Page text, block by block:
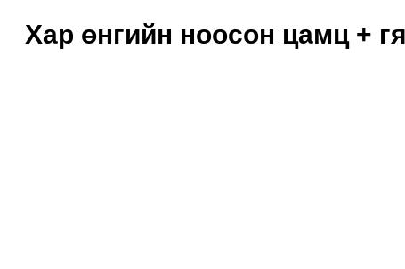
Хар өнгийн ноосон цамц +